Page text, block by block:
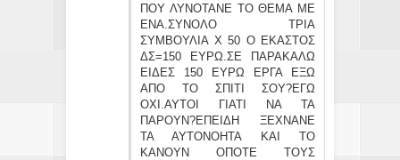
ΠΟΥ ΛΥΝΟΤΑΝΕ ΤΟ ΘΕΜΑ ΜΕ
ΕΝΑ.ΣΥΝΟΛΟ ΤΡΙΑ
ΣΥΜΒΟΥΛΙΑ Χ 50 Ο ΕΚΑΣΤΟΣ
ΔΣ=150 ΕΥΡΩ.ΣΕ ΠΑΡΑΚΑΛΩ
ΕΙΔΕΣ 150 EYΡΩ EΡΓΑ ΕΞΩ
ΑΠΟ ΤΟ ΣΠΙΤΙ ΣΟΥ?ΕΓΩ
ΟΧΙ.ΑΥΤΟΙ ΓΙΑΤΙ ΝΑ ΤΑ
ΠΑΡΟΥΝ?ΕΠΕΙΔΗ ΞΕΧΝΑΝΕ
ΤΑ ΑΥΤΟΝΟΗΤΑ ΚΑΙ ΤΟ
ΚΑΝΟΥΝ ΟΠΟΤΕ ΤΟΥΣ